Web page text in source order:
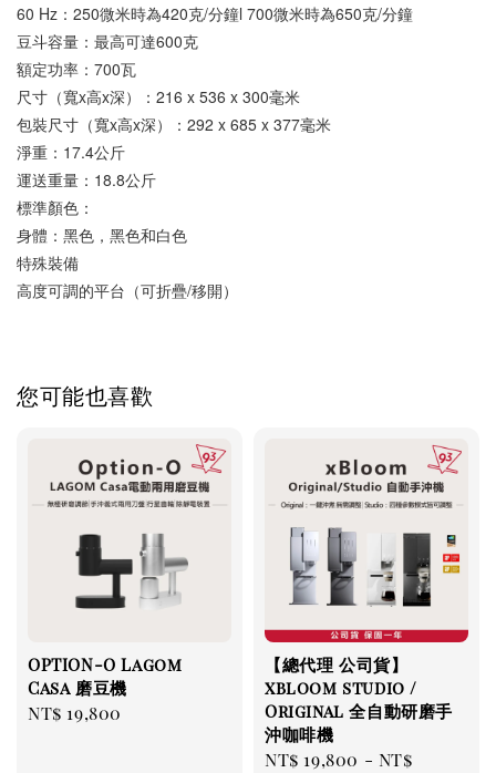
60 Hz：250微米時為420克/分鐘l 700微米時為650克/分鐘
豆斗容量：最高可達600克
額定功率：700瓦
尺寸（寬x高x深）：216 x 536 x 300毫米
包裝尺寸（寬x高x深）：292 x 685 x 377毫米
淨重：17.4公斤
運送重量：18.8公斤
標準顏色：
身體：黑色，黑色和白色
特殊裝備
高度可調的平台（可折疊/移開）
您可能也喜歡
OPTION-O Lagom
Casa 磨豆機
Regular
NT$ 19,800
【總代理 公司貨】
xbloom studio /
Original 全自動研磨手
沖咖啡機
Regular
NT$ 19,800 - NT$